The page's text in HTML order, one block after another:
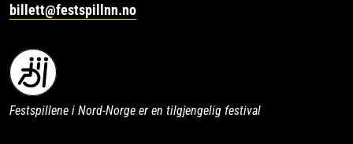
billett@festspillnn.no
Festspillene i Nord-Norge er en tilgjengelig festival